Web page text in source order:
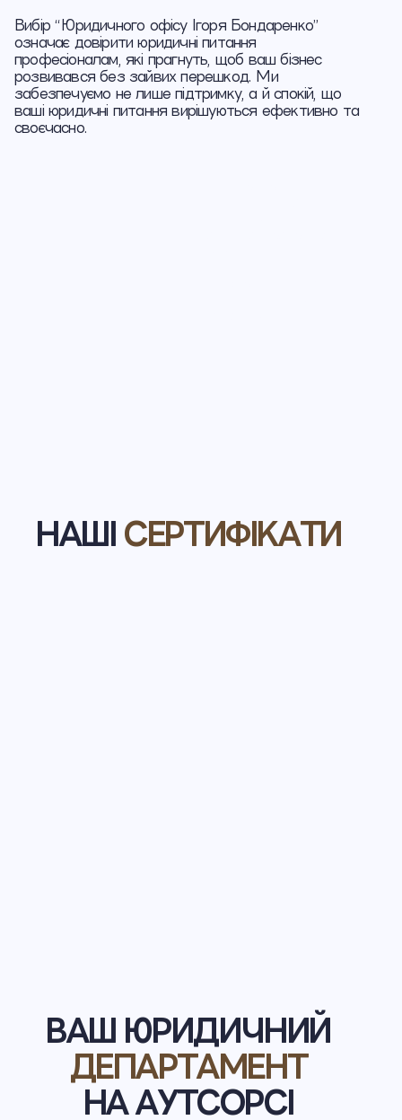
Вибір “Юридичного офісу Ігоря Бондаренко”
означає довірити юридичні питання
професіоналам, які прагнуть, щоб ваш бізнес
розвивався без зайвих перешкод. Ми
забезпечуємо не лише підтримку, а й спокій, що
ваші юридичні питання вирішуються ефективно та
своєчасно.
НАШІ СЕРТИФІКАТИ
ВАШ ЮРИДИЧНИЙ
ДЕПАРТАМЕНТ
НА АУТСОРСІ